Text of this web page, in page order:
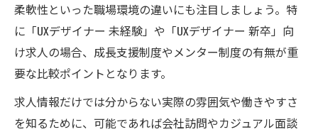
柔軟性といった職場環境の違いにも注目しましょう。特
に「UXデザイナー 未経験」や「UXデザイナー 新卒」向
け求人の場合、成長支援制度やメンター制度の有無が重
要な比較ポイントとなります。
求人情報だけでは分からない実際の雰囲気や働きやすさ
を知るために、可能であれば会社訪問やカジュアル面談